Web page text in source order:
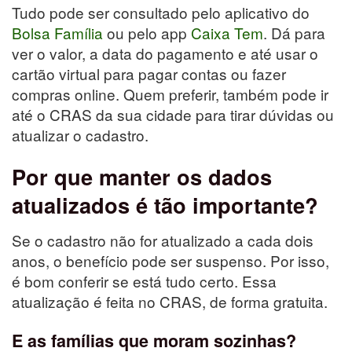
Tudo pode ser consultado pelo aplicativo do
Bolsa Família ou pelo app Caixa Tem. Dá para
ver o valor, a data do pagamento e até usar o
cartão virtual para pagar contas ou fazer
compras online. Quem preferir, também pode ir
até o CRAS da sua cidade para tirar dúvidas ou
atualizar o cadastro.
Por que manter os dados
atualizados é tão importante?
Se o cadastro não for atualizado a cada dois
anos, o benefício pode ser suspenso. Por isso,
é bom conferir se está tudo certo. Essa
atualização é feita no CRAS, de forma gratuita.
E as famílias que moram sozinhas?